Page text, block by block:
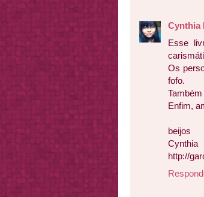
Cynthia
Esse
Os
fofo.
Enfim,
beijos
Cynthia
http://